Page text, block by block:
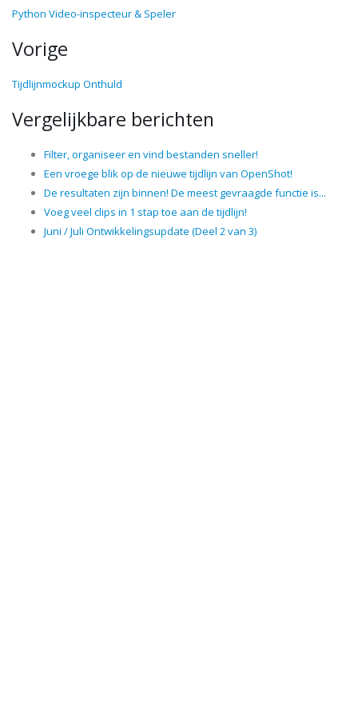
Python Video-inspecteur & Speler
Vorige
Tijdlijnmockup Onthuld
Vergelijkbare berichten
Filter, organiseer en vind bestanden sneller!
Een vroege blik op de nieuwe tijdlijn van OpenShot!
De resultaten zijn binnen! De meest gevraagde functie is...
Voeg veel clips in 1 stap toe aan de tijdlijn!
Juni / Juli Ontwikkelingsupdate (Deel 2 van 3)